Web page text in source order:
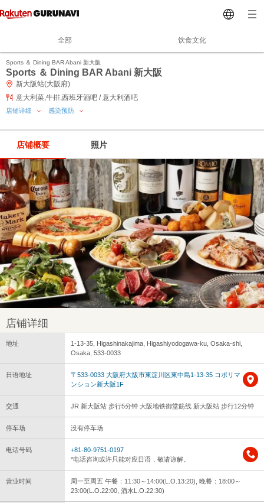
全部 饮食文化
Sports ＆ Dining BAR Abani 新大阪
Sports ＆ Dining BAR Abani 新大阪
新大阪站(大阪府)
意大利菜,牛排,西班牙酒吧 / 意大利酒吧
店铺详细 感染预防
店铺概要 照片
店铺详细
地址
1-13-35, Higashinakajima, Higashiyodogawa-ku, Osaka-shi,
Osaka, 533-0033
日语地址
〒533-0033 大阪府大阪市東淀川区東中島1-13-35 コボリマ
ンション新大阪1F
交通 JR 新大阪站 步行5分钟 大阪地铁御堂筋线 新大阪站 步行12分钟
停车场 没有停车场
电话号码
+81-80-9751-0197
*电话咨询或许只能对应日语，敬请谅解。
营业时间
周一至周五 午餐：11:30～14:00(L.O.13:20), 晚餐：18:00～
23:00(L.O.22:00, 酒水L.O.22:30)